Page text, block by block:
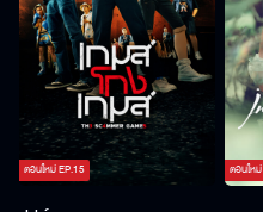
ตอนใหม่EP.15 ตอนใหม่